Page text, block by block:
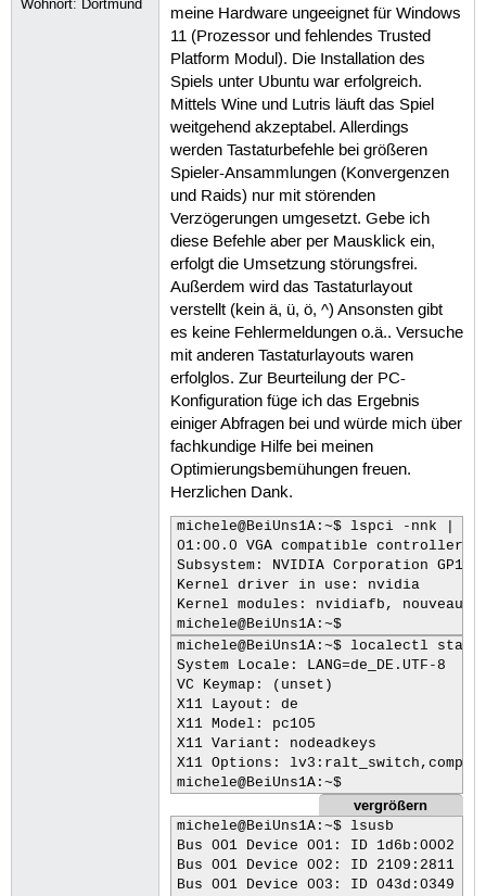
Wohnort: Dortmund
meine Hardware ungeeignet für Windows
11 (Prozessor und fehlendes Trusted
Platform Modul). Die Installation des
Spiels unter Ubuntu war erfolgreich.
Mittels Wine und Lutris läuft das Spiel
weitgehend akzeptabel. Allerdings
werden Tastaturbefehle bei größeren
Spieler-Ansammlungen (Konvergenzen
und Raids) nur mit störenden
Verzögerungen umgesetzt. Gebe ich
diese Befehle aber per Mausklick ein,
erfolgt die Umsetzung störungsfrei.
Außerdem wird das Tastaturlayout
verstellt (kein ä, ü, ö, ^) Ansonsten gibt
es keine Fehlermeldungen o.ä.. Versuche
mit anderen Tastaturlayouts waren
erfolglos. Zur Beurteilung der PC-
Konfiguration füge ich das Ergebnis
einiger Abfragen bei und würde mich über
fachkundige Hilfe bei meinen
Optimierungsbemühungen freuen.
Herzlichen Dank.
michele@BeiUns1A:~$ lspci -nnk
01:00.0 VGA compatible controller
Subsystem: NVIDIA Corporation
Kernel driver in use: nvidia
Kernel modules: nvidiafb, nouveau,
michele@BeiUns1A:~$
michele@BeiUns1A:~$ localectl
System Locale: LANG=de_DE.UTF-8
VC
X11 Layout: de
X11 Model: pc105
X11 Variant: nodeadkeys
X11 Options:
michele@BeiUns1A:~$
vergrößern
michele@BeiUns1A:~$ lsusb
Bus 001 Device 001: ID 1d6b:0002
Bus 001 Device 002: ID 2109:2811
Bus 001 Device 003: ID 043d:0349